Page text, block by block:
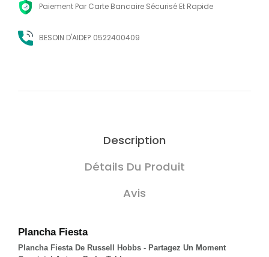
Paiement Par Carte Bancaire Sécurisé Et Rapide
BESOIN D'AIDE? 0522400409
Description
Détails Du Produit
Avis
Plancha Fiesta
Plancha Fiesta De Russell Hobbs - Partagez Un Moment